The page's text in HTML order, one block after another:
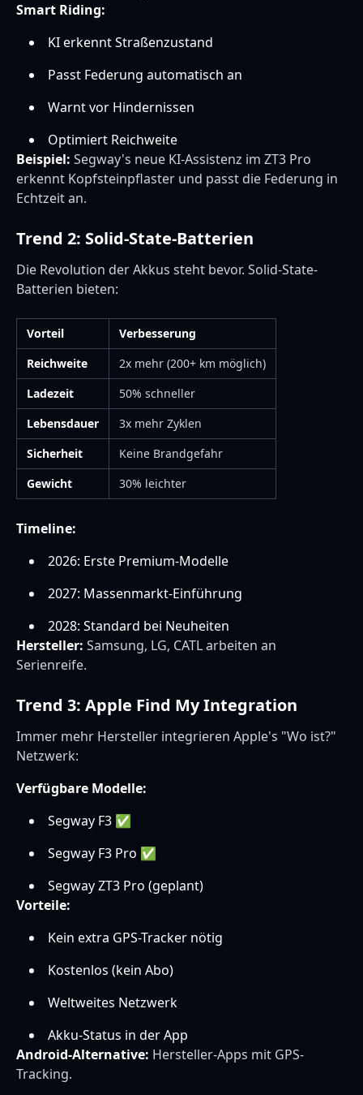
Smart Riding:
KI erkennt Straßenzustand
Passt Federung automatisch an
Warnt vor Hindernissen
Optimiert Reichweite
Beispiel: Segway's neue KI-Assistenz im ZT3 Pro
erkennt Kopfsteinpflaster und passt die Federung in
Echtzeit an.
Trend 2: Solid-State-Batterien
Die Revolution der Akkus steht bevor. Solid-State-
Batterien bieten:
Vorteil
Verbesserung
Reichweite
2x mehr (200+ km möglich)
Ladezeit
50% schneller
Lebensdauer
3x mehr Zyklen
Sicherheit
Keine Brandgefahr
Gewicht
30% leichter
Timeline:
2026: Erste Premium-Modelle
2027: Massenmarkt-Einführung
2028: Standard bei Neuheiten
Hersteller: Samsung, LG, CATL arbeiten an
Serienreife.
Trend 3: Apple Find My Integration
Immer mehr Hersteller integrieren Apple's "Wo ist?"
Netzwerk:
Verfügbare Modelle:
Segway F3 ✅
Segway F3 Pro ✅
Segway ZT3 Pro (geplant)
Vorteile:
Kein extra GPS-Tracker nötig
Kostenlos (kein Abo)
Weltweites Netzwerk
Akku-Status in der App
Android-Alternative: Hersteller-Apps mit GPS-
Tracking.